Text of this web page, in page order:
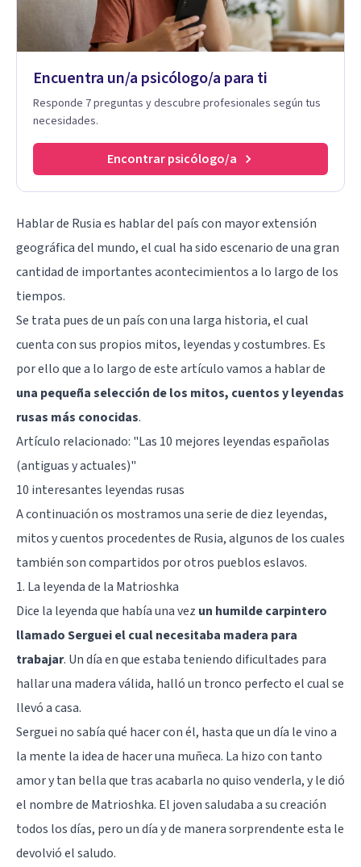
Encuentra un/a psicólogo/a para ti
Responde 7 preguntas y descubre profesionales según tus
necesidades.
Encontrar psicólogo/a
Hablar de Rusia es hablar del país con mayor extensión
geográfica del mundo, el cual ha sido escenario de una gran
cantidad de importantes acontecimientos a lo largo de los
tiempos.
Se trata pues de un país con una larga historia, el cual
cuenta con sus propios mitos, leyendas y costumbres. Es
por ello que a lo largo de este artículo vamos a hablar de
una pequeña selección de los mitos, cuentos y leyendas
rusas más conocidas.
Artículo relacionado: "Las 10 mejores leyendas españolas
(antiguas y actuales)"
10 interesantes leyendas rusas
A continuación os mostramos una serie de diez leyendas,
mitos y cuentos procedentes de Rusia, algunos de los cuales
también son compartidos por otros pueblos eslavos.
1. La leyenda de la Matrioshka
Dice la leyenda que había una vez un humilde carpintero
llamado Serguei el cual necesitaba madera para
trabajar. Un día en que estaba teniendo dificultades para
hallar una madera válida, halló un tronco perfecto el cual se
llevó a casa.
Serguei no sabía qué hacer con él, hasta que un día le vino a
la mente la idea de hacer una muñeca. La hizo con tanto
amor y tan bella que tras acabarla no quiso venderla, y le dió
el nombre de Matrioshka. El joven saludaba a su creación
todos los días, pero un día y de manera sorprendente esta le
devolvió el saludo.